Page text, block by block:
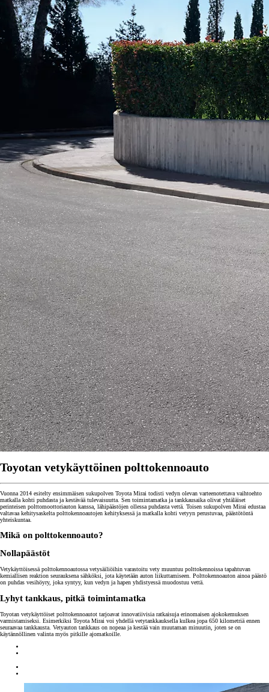
Toyotan vetykäyttöinen polttokennoauto
Vuonna 2014 esitelty ensimmäisen sukupolven Toyota Mirai todisti vedyn olevan varteenotettava vaihtoehto
matkalla kohti puhdasta ja kestävää tulevaisuutta. Sen toimintamatka ja tankkausaika olivat yhtäläiset
perinteisen polttomoottoriauton kanssa, lähipäästöjen ollessa puhdasta vettä. Toisen sukupolven Mirai edustaa
valtavaa kehitysaskelta polttokennoautojen kehityksessä ja matkalla kohti vetyyn perustuvaa, päästötöntä
yhteiskuntaa.
Mikä on polttokennoauto?
Nollapäästöt
Vetykäyttöisessä polttokennoautossa vetysäiliöihin varastoitu vety muuntuu polttokennoissa tapahtuvan
kemiallisen reaktion seurauksena sähköksi, jota käytetään auton liikuttamiseen. Polttokennoauton ainoa päästö
on puhdas vesihöyry, joka syntyy, kun vedyn ja hapen yhdistyessä muodostuu vettä.
Lyhyt tankkaus, pitkä toimintamatka
Toyotan vetykäyttöiset polttokennoautot tarjoavat innovatiivisia ratkaisuja erinomaisen ajokokemuksen
varmistamiseksi. Esimerkiksi Toyota Mirai voi yhdellä vetytankkauksella kulkea jopa 650 kilometriä ennen
seuraavaa tankkausta. Vetyauton tankkaus on nopeaa ja kestää vain muutaman minuutin, joten se on
käytännöllinen valinta myös pitkille ajomatkoille.